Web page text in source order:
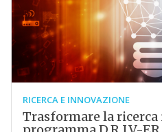
RICERCA E INNOVAZIONE
Trasformare la